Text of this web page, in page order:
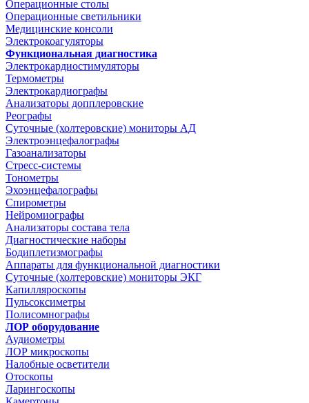
Операционные столы
Операционные светильники
Медицинские консоли
Электрокоагуляторы
Функциональная диагностика
Электрокардиостимуляторы
Термометры
Электрокардиографы
Анализаторы допплеровские
Реографы
Суточные (холтеровские) мониторы АД
Электроэнцефалографы
Газоанализаторы
Стресс-системы
Тонометры
Эхоэнцефалографы
Спирометры
Нейромиографы
Анализаторы состава тела
Диагностические наборы
Бодиплетизмографы
Аппараты для функциональной диагностики
Суточные (холтеровские) мониторы ЭКГ
Капилляроскопы
Пульсоксиметры
Полисомнографы
ЛОР оборудование
Аудиометры
ЛОР микроскопы
Налобные осветители
Отоскопы
Ларингоскопы